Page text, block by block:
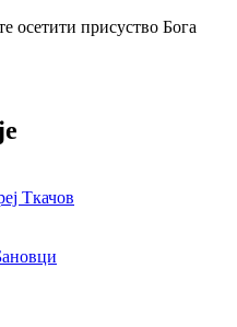
осетити присуство Бога
Ткачов